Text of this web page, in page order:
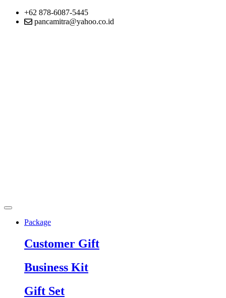
+62 878-6087-5445
pancamitra@yahoo.co.id
Package
Customer Gift
Business Kit
Gift Set